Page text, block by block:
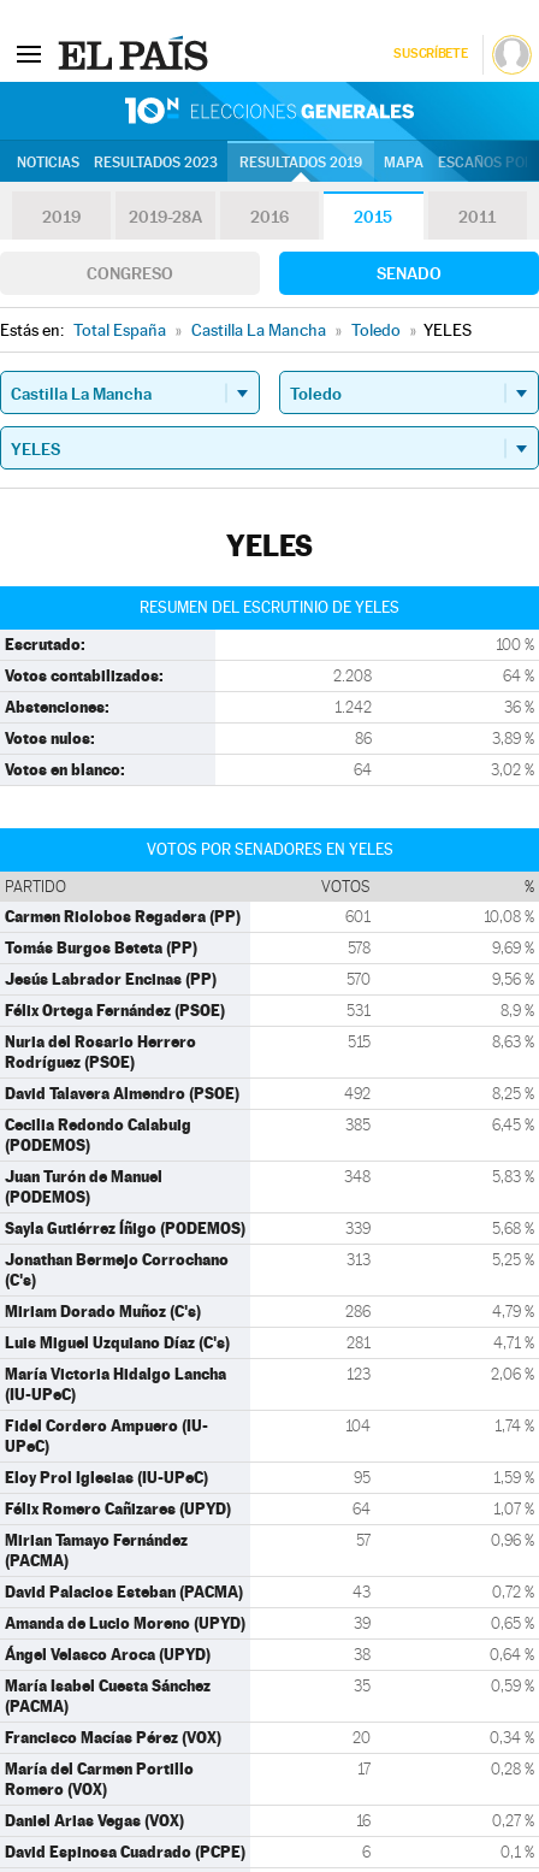
SUSCRÍBETE
NOTICIAS RESULTADOS 2023 RESULTADOS 2019 MAPA ESCAÑOS
2019 2019-28A 2016 2015 2011
CONGRESO SENADO
Estás en: Total España » Castilla La Mancha » Toledo » YELES
YELES
RESUMEN DEL ESCRUTINIO DE YELES
Escrutado: 100 %
Votos contabilizados: 2.208 64 %
Abstenciones: 1.242 36 %
Votos nulos: 86 3,89 %
Votos en blanco: 64 3,02 %
VOTOS POR SENADORES EN YELES
PARTIDO VOTOS %
Carmen Riolobos Regadera (PP) 601 10,08 %
Tomás Burgos Beteta (PP) 578 9,69 %
Jesús Labrador Encinas (PP) 570 9,56 %
Félix Ortega Fernández (PSOE) 531 8,9 %
Nuria del Rosario Herrero
Rodríguez (PSOE)
515 8,63 %
David Talavera Almendro (PSOE) 492 8,25 %
Cecilia Redondo Calabuig
(PODEMOS)
385 6,45 %
Juan Turón de Manuel
(PODEMOS)
348 5,83 %
Sayla Gutiérrez Íñigo (PODEMOS) 339 5,68 %
Jonathan Bermejo Corrochano
(C's)
313 5,25 %
Miriam Dorado Muñoz (C's) 286 4,79 %
Luis Miguel Uzquiano Díaz (C's) 281 4,71 %
María Victoria Hidalgo Lancha
(IU-UPeC)
123 2,06 %
Fidel Cordero Ampuero (IU-
UPeC)
104 1,74 %
Eloy Prol Iglesias (IU-UPeC) 95 1,59 %
Félix Romero Cañizares (UPYD) 64 1,07 %
Mirian Tamayo Fernández
(PACMA)
57 0,96 %
David Palacios Esteban (PACMA) 43 0,72 %
Amanda de Lucio Moreno (UPYD) 39 0,65 %
Ángel Velasco Aroca (UPYD) 38 0,64 %
María Isabel Cuesta Sánchez
(PACMA)
35 0,59 %
Francisco Macías Pérez (VOX) 20 0,34 %
María del Carmen Portillo
Romero (VOX)
17 0,28 %
Daniel Arias Vegas (VOX) 16 0,27 %
David Espinosa Cuadrado (PCPE) 6 0,1 %